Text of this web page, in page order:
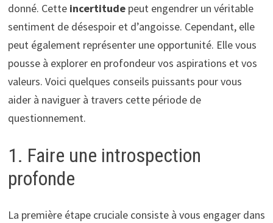
donné. Cette incertitudepeut engendrer un véritable
sentiment de désespoir et d’angoisse. Cependant, elle
peut également représenter une opportunité. Elle vous
pousse à explorer en profondeur vos aspirations et vos
valeurs. Voici quelques conseils puissants pour vous
aider à naviguer à travers cette période de
questionnement.
1. Faire une introspection
profonde
La première étape cruciale consiste à vous engager dans